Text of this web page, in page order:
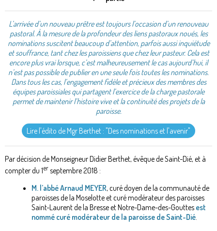
L’arrivée d’un nouveau prêtre est toujours l’occasion d’un renouveau
pastoral. À la mesure de la profondeur des liens pastoraux noués, les
nominations suscitent beaucoup d’attention, parfois aussi inquiétude
et souffrance, tant chez les paroissiens que chez leur pasteur. Cela est
encore plus vrai lorsque, c’est malheureusement le cas aujourd’hui, il
n’est pas possible de publier en une seule fois toutes les nominations.
Dans tous les cas, l’engagement fidèle et précieux des membres des
équipes paroissiales qui partagent l’exercice de la charge pastorale
permet de maintenir l’histoire vive et la continuité des projets de la
paroisse.
Lire l'édito de Mgr Berthet : "Des nominations et l'avenir"
Par décision de Monseigneur Didier Berthet, évêque de Saint-Dié, et à
compter du 1erseptembre 2018 :
M. l’abbé Arnaud MEYER, curé doyen de la communauté de
paroisses de la Moselotte et curé modérateur des paroisses
Saint-Laurent de la Bresse et Notre-Dame-des-Gouttes est
nommé curé modérateur de la paroisse de Saint-Dié.